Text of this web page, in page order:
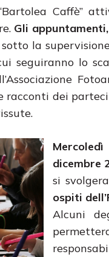
Caffè”
Gli
la
seguiranno lo
racconti dei
dicembre
si
ospiti
Alcuni